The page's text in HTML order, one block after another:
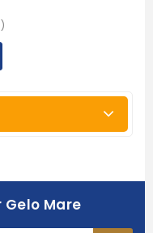
Mare